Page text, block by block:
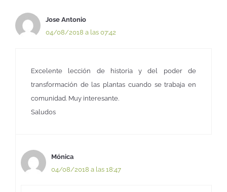
Jose Antonio
04/08/2018 a las 07:42
Excelente lección de historia y del poder de
transformación de las plantas cuando se trabaja en
comunidad. Muy interesante.
Saludos
Mónica
04/08/2018 a las 18:47